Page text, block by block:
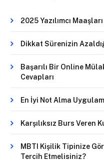
2025 Yazılımcı Maaşları
Dikkat Sürenizin
Başarılı Bir Online
Cevapları
En İyi Not Alma
Karşılıksız Burs Veren
MBTI Kişilik Tipinize
Tercih Etmelisiniz?